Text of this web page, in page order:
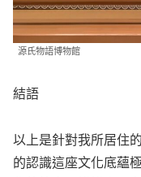
源氏物語博物館
結語
以上是針對我所居住
的認識這座文化底蘊